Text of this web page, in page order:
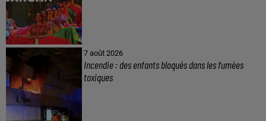
7 août 2026
Incendie : des enfants bloqués dans les fumées
toxiques